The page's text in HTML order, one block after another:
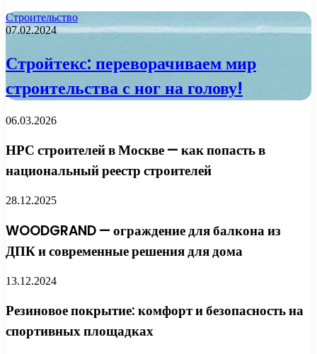
Строительство
07.02.2024
Стройтекс: переворачиваем мир
строительства с ног на голову!
06.03.2026
НРС строителей в Москве — как попасть в
национальный реестр строителей
28.12.2025
WOODGRAND — ограждение для балкона из
ДПК и современные решения для дома
13.12.2024
Резиновое покрытие: комфорт и безопасность на
спортивных площадках